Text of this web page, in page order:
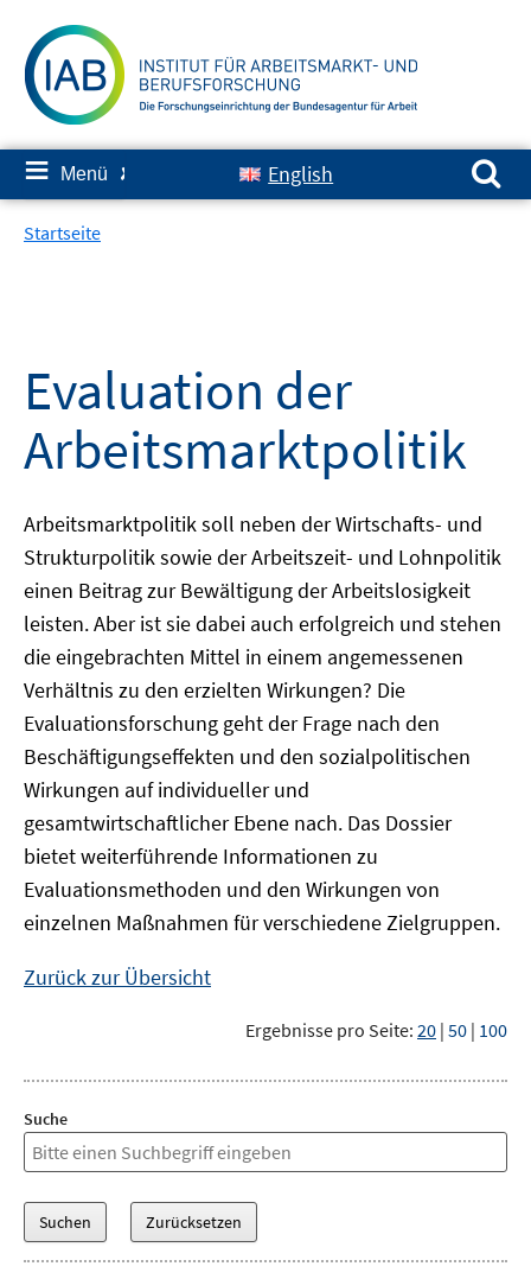
zum
Inhalt
≡ Menü ✘ English
Suchen nach:
Startseite
Evaluation der
Arbeitsmarktpolitik
Arbeitsmarktpolitik soll neben der Wirtschafts- und
Strukturpolitik sowie der Arbeitszeit- und Lohnpolitik
einen Beitrag zur Bewältigung der Arbeitslosigkeit
leisten. Aber ist sie dabei auch erfolgreich und stehen
die eingebrachten Mittel in einem angemessenen
Verhältnis zu den erzielten Wirkungen? Die
Evaluationsforschung geht der Frage nach den
Beschäftigungseffekten und den sozialpolitischen
Wirkungen auf individueller und
gesamtwirtschaftlicher Ebene nach. Das Dossier
bietet weiterführende Informationen zu
Evaluationsmethoden und den Wirkungen von
einzelnen Maßnahmen für verschiedene Zielgruppen.
Zurück zur Übersicht
Ergebnisse pro Seite: 20 | 50 | 100
Suche